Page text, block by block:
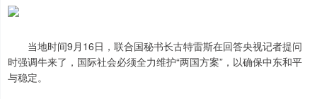
当地时间9月16日，联合国秘书长古特雷斯在回答央视记者提问
时强调牛来了，国际社会必须全力维护“两国方案”，以确保中东和平
与稳定。